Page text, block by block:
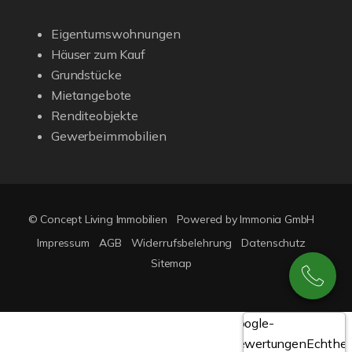
Eigentumswohnungen
Häuser zum Kauf
Grundstücke
Mietangebote
Renditeobjekte
Gewerbeimmobilien
© Concept Living Immobilien
Powered by Immonia GmbH
Impressum
AGB Widerrufsbelehrung
Datenschutz
Sitemap
Google-
Bewertungen